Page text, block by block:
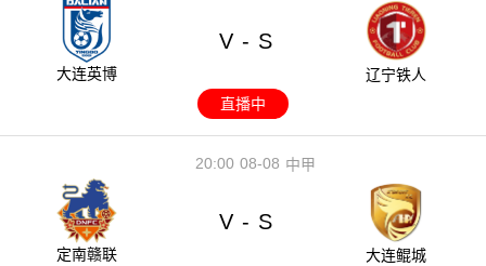
大连英博
V - S
辽宁铁人
直播中
08-08
20:00 中甲
定南赣联
V - S
大连鲲城